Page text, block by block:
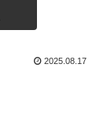
2025.08.17